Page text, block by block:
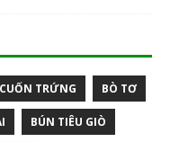
TRỨNG BÒ TƠ
BÚN TIÊU GIÒ